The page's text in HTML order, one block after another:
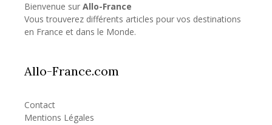
Bienvenue sur Allo-France
Vous trouverez différents articles pour vos destinations
en France et dans le Monde.
Allo-France.com
Contact
Mentions Légales